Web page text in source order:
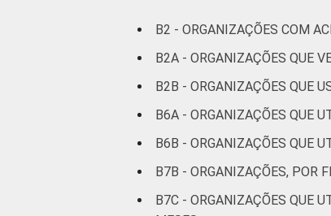
Cultura e
recreação
Educação e
pesquisa
Desenvolvimento
e defesa de
B2 - ORGANIZAÇÕES COM
B2A - ORGANIZAÇÕES QUE
B2B - ORGANIZAÇÕES QUE
B6A - ORGANIZAÇÕES QUE
B6B - ORGANIZAÇÕES QUE
B7B - ORGANIZAÇÕES, POR
B7C - ORGANIZAÇÕES QUE